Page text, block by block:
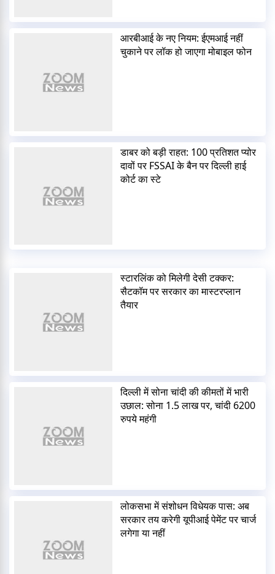
आरबीआई के नए नियम: ईएमआई नहीं
चुकाने पर लॉक हो जाएगा मोबाइल फोन
डाबर को बड़ी राहत: 100 प्रतिशत प्योर
दावों पर FSSAI के बैन पर दिल्ली हाई
कोर्ट का स्टे
स्टारलिंक को मिलेगी देसी टक्कर:
सैटकॉम पर सरकार का मास्टरप्लान
तैयार
दिल्ली में सोना चांदी की कीमतों में भारी
उछाल: सोना 1.5 लाख पर, चांदी 6200
रुपये महंगी
लोकसभा में संशोधन विधेयक पास: अब
सरकार तय करेगी यूपीआई पेमेंट पर चार्ज
लगेगा या नहीं